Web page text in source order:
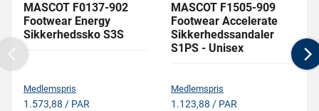
MASCOT F0137-902
Footwear Energy
Sikkerhedssko S3S
Medlemspris
1.573,88 / PAR
MASCOT F1505-909
Footwear Accelerate
Sikkerhedssandaler
S1PS - Unisex
Medlemspris
1.123,88 / PAR
Previous